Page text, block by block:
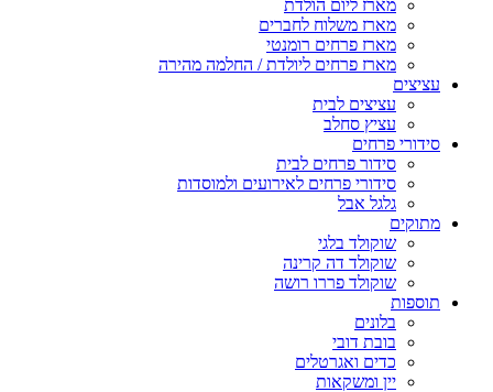
מארז ליום הולדת
מארז משלוח לחברים
מארז פרחים רומנטי
מארז פרחים ליולדת / החלמה מהירה
עציצים
עציצים לבית
עציץ סחלב
סידורי פרחים
סידור פרחים לבית
סידורי פרחים לאירועים ולמוסדות
גלגל אבל
מתוקים
שוקולד בלגי
שוקולד דה קרינה
שוקולד פררו רושה
תוספות
בלונים
בובת דובי
כדים ואגרטלים
יין ומשקאות